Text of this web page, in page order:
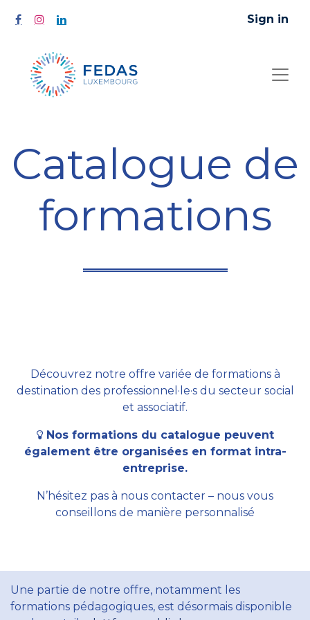
Sign in
Catalogue de
formations
Découvrez notre offre variée de formations à
destination des professionnel·le·s du secteur social
et associatif.
Nos formations du catalogue peuvent
également être organisées en format intra-
entreprise.
N’hésitez pas à nous contacter – nous vous
conseillons de manière personnalisé
Une partie de notre offre, notamment les
formations pédagogiques, est désormais disponible